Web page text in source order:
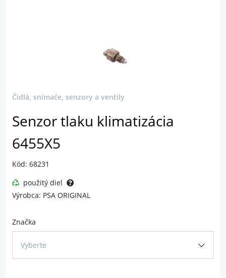
Čidlá, snímače, senzory a ventily
Senzor tlaku klimatizácia
6455X5
Kód: 68231
použitý diel
Výrobca: PSA ORIGINAL
Značka
Vyberte